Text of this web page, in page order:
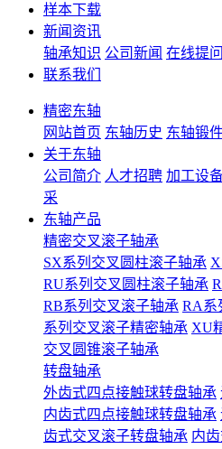
样本下载
新闻资讯
轴承知识 公司新闻 在线提问
联系我们
精密东轴
网站首页 东轴历史 东轴锻
关于东轴
公司简介 人才招聘 加工设
采
东轴产品
精密交叉滚子轴承
SX系列交叉圆柱滚子轴承
RU系列交叉圆柱滚子轴承
RB系列交叉滚子轴承 RA系
系列交叉滚子精密轴承 XU
交叉圆锥滚子轴承
转盘轴承
外齿式四点接触球转盘轴承
内齿式四点接触球转盘轴承
齿式交叉滚子转盘轴承 内